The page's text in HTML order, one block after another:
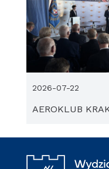
AEROKLUB
2026-07-22